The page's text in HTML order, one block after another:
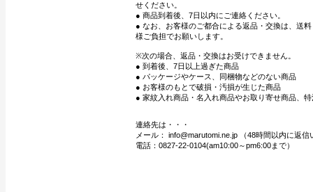
せください。
● 商品到着後、7日以内にご連絡ください。
● なお、お客様のご都合による返品・交換は、送
様ご負担でお願いします。
※次の場合、返品・交換はお受けできません。
● 到着後、7日以上過ぎた商品
● パッケージやケース、同梱物などのない商品
● お客様のもとで破損・汚損が生じた商品
● 家紋入れ商品・名入れ商品やお取り寄せ商品、
連絡先は・・・
メール： info@marutomi.ne.jp （48時間以内に返信
電話：0827-22-0104(am10:00～pm6:00まで）